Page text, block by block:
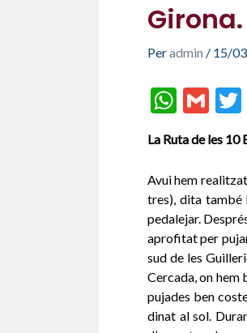
Peradmin / 15/
W
h
at
s
A
p
p
G
m
ai
l
La Ruta de les 10
Avui hem
tres), dita també
pedalejar.
aprofitat per
sud de les
Cercada, on hem
pujades ben
dinat al sol.